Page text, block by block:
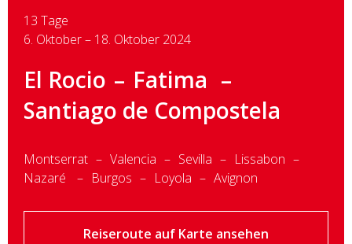
13 Tage
6. Oktober – 18. Oktober 2024
El Rocio
Fatima
Santiago de Compostela
Montserrat Valencia Sevilla
Lissabon
Nazaré
Burgos Loyola Avignon
Reiseroute auf Karte ansehen